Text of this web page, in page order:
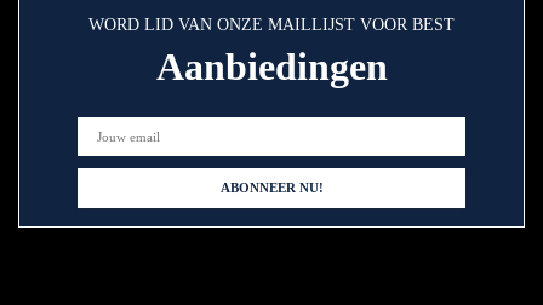
WORD LID VAN ONZE MAILLIJST VOOR BEST
Aanbiedingen